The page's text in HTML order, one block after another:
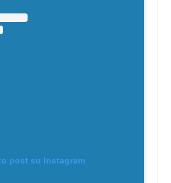
post su Instagram